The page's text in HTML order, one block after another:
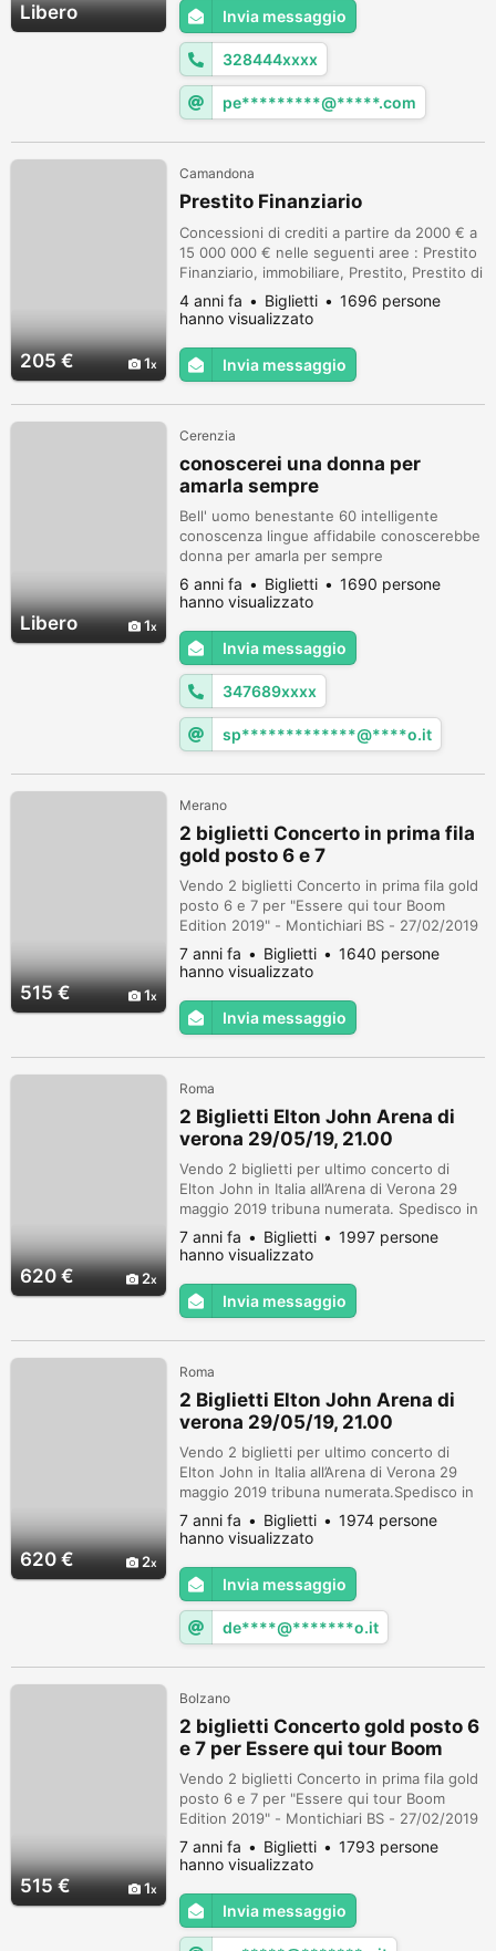
Libero Invia messaggio
328444xxxx
pe*********@*****.com
205 € 1
Camandona
Prestito Finanziario
Concessioni di crediti a partire da 2000 € a
15 000 000 € nelle seguenti aree : Prestito
Finanziario, immobiliare, Prestito, Prestito di
investimento, Prestito auto,
Consolidamento del debito-Redenzione di
interesse del 3% . Si prega di contattarci via
e-mail se avete bisogno di una emergenza:
4 anni fa Biglietti
1696 persone
hanno visualizzato
Invia messaggio
Libero 1
Cerenzia
conoscerei una donna per
amarla sempre
Bell' uomo benestante 60 intelligente
conoscenza lingue affidabile conoscerebbe
donna per amarla per sempre
Tel...3476899810 mail:
spartanoscalise@yahoo.it
6 anni fa Biglietti
1690 persone
hanno visualizzato
Invia messaggio
347689xxxx
sp*************@****o.it
515 € 1
Merano
2 biglietti Concerto in prima fila
gold posto 6 e 7
Vendo 2 biglietti Concerto in prima fila gold
posto 6 e 7 per "Essere qui tour Boom
Edition 2019" - Montichiari BS - 27/02/2019
Spedisco in tutta Italia con corriere
tracciabile,Gratis!
7 anni fa Biglietti
1640 persone
hanno visualizzato
Invia messaggio
620 € 2
Roma
2 Biglietti Elton John Arena di
verona 29/05/19, 21.00
Vendo 2 biglietti per ultimo concerto di
Elton John in Italia all’Arena di Verona 29
maggio 2019 tribuna numerata. Spedisco in
tutta Italia con corriere tracciabile,Gratis!
7 anni fa Biglietti
1997 persone
hanno visualizzato
Invia messaggio
620 € 2
Roma
2 Biglietti Elton John Arena di
verona 29/05/19, 21.00
Vendo 2 biglietti per ultimo concerto di
Elton John in Italia all’Arena di Verona 29
maggio 2019 tribuna numerata.Spedisco in
tutta Italia con corriere tracciabile,Gratis!
7 anni fa Biglietti
1974 persone
hanno visualizzato
Invia messaggio
de****@*******o.it
515 € 1
Bolzano
2 biglietti Concerto gold posto 6
e 7 per Essere qui tour Boom
Vendo 2 biglietti Concerto in prima fila gold
posto 6 e 7 per "Essere qui tour Boom
Edition 2019" - Montichiari BS - 27/02/2019
Spedisco in tutta Italia con corriere
tracciabile,Gratis!
7 anni fa Biglietti
1793 persone
hanno visualizzato
Invia messaggio